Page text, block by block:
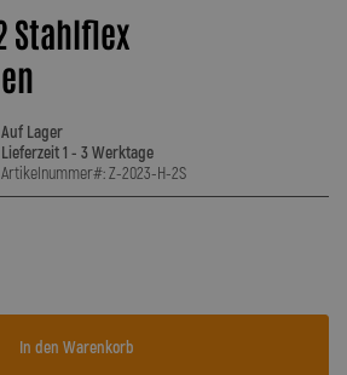
Stahlflex
Auf Lager
Lieferzeit 1 - 3 Werktage
Artikelnummer#: Z-2023-H-2S
In den Warenkorb